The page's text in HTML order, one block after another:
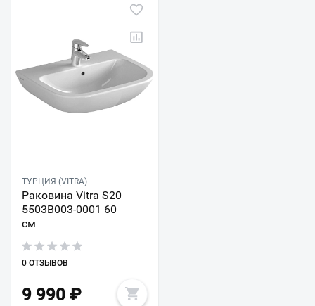
ТУРЦИЯ (VITRA)
Раковина Vitra S20
5503B003-0001 60
см
0 ОТЗЫВОВ
9 990 ₽